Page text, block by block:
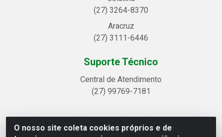
O nosso site coleta cookies próprios e de
(27) 3264-8370
Aracruz
(27) 3111-6446
Suporte Técnico
Central de Atendimento
(27) 99769-7181
Linhavix Distribuidora LTDA - Avenida Alegre, 2521 -